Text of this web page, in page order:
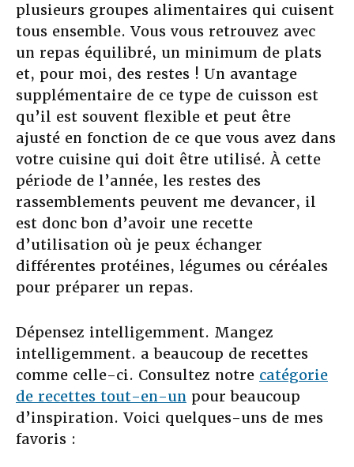
plusieurs groupes alimentaires qui cuisent
tous ensemble. Vous vous retrouvez avec
un repas équilibré, un minimum de plats
et, pour moi, des restes ! Un avantage
supplémentaire de ce type de cuisson est
qu’il est souvent flexible et peut être
ajusté en fonction de ce que vous avez dans
votre cuisine qui doit être utilisé. À cette
période de l’année, les restes des
rassemblements peuvent me devancer, il
est donc bon d’avoir une recette
d’utilisation où je peux échanger
différentes protéines, légumes ou céréales
pour préparer un repas.
Dépensez intelligemment. Mangez
intelligemment. a beaucoup de recettes
comme celle-ci. Consultez notre catégorie
de recettes tout-en-un pour beaucoup
d’inspiration. Voici quelques-uns de mes
favoris :